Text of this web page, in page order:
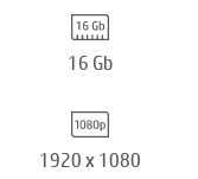
16 Gb
1920 x 1080